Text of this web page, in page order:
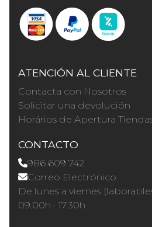
ATENCIÓN AL CLIENTE
Contacta con Nosotros
Solicitar una devolución
Horários de Apertura
CONTACTO
986 609 742
Correo Electrónico
De lunes a viernes
09.00h · 17.30h